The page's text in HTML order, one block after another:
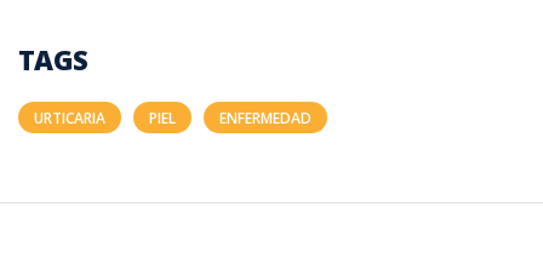
TAGS
URTICARIA PIEL ENFERMEDAD